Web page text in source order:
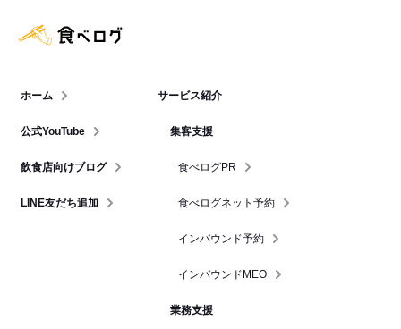
ホーム
公式YouTube
飲食店向けブログ
LINE友だち追加
サービス紹介
集客支援
食べログPR
食べログネット予約
インバウンド予約
インバウンドMEO
業務支援